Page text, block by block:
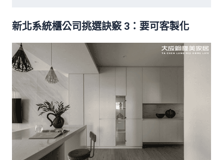
新北系統櫃公司挑選訣竅 3：要可客製化